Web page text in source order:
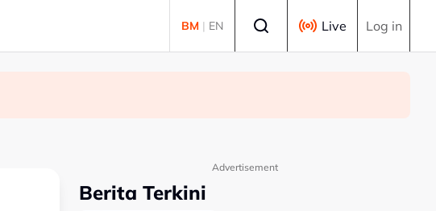
BM | EN Live Log in
Advertisement
Berita Terkini